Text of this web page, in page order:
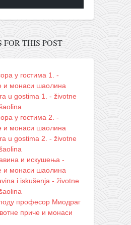
THIS POST
у гостима 1. -
и монаси шаолина
u gostima 1. - životne
у гостима 2. -
и монаси шаолина
u gostima 2. - životne
и искушења -
и монаси шаолина
i iskušenja - životne
професор Миодраг
приче и монаси